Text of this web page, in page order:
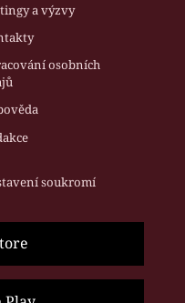
a výzvy
osobních
soukromí